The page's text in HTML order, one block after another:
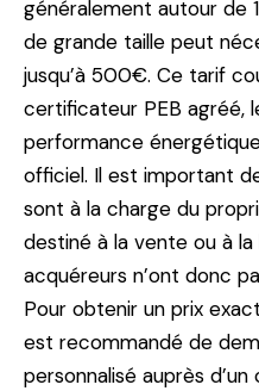
généralement autour de
de grande taille peut
jusqu’à 500€. Ce tarif
certificateur PEB agréé,
performance
officiel. Il est important
sont à la charge du
destiné à la vente ou à
acquéreurs n’ont donc
Pour obtenir un prix
est recommandé de
personnalisé auprès